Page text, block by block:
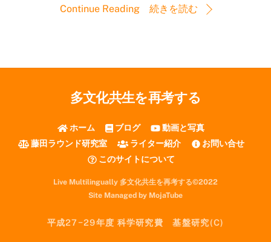
Continue Reading 続きを読む
多文化共生を再考する
ホーム ブログ
動画と写真
藤田ラウンド研究室
ライター紹介
お問い合せ
このサイトについて
Live Multilingually 多文化共生を再考する©2022
Site Managed by MojaTube
平成27−29年度 科学研究費 基盤研究(C)